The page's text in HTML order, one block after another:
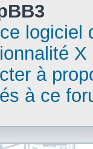
logiciel
X
à
à ce